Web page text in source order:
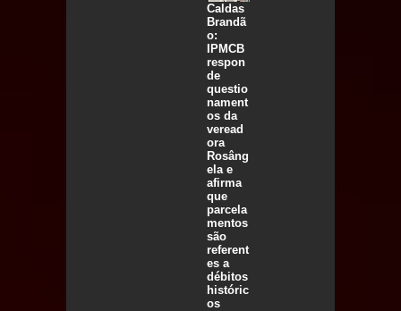
Caldas
Brandã
o:
IPMCB
respon
de
questio
nament
os da
veread
ora
Rosâng
ela e
afirma
que
parcela
mentos
são
referent
es a
débitos
históric
os